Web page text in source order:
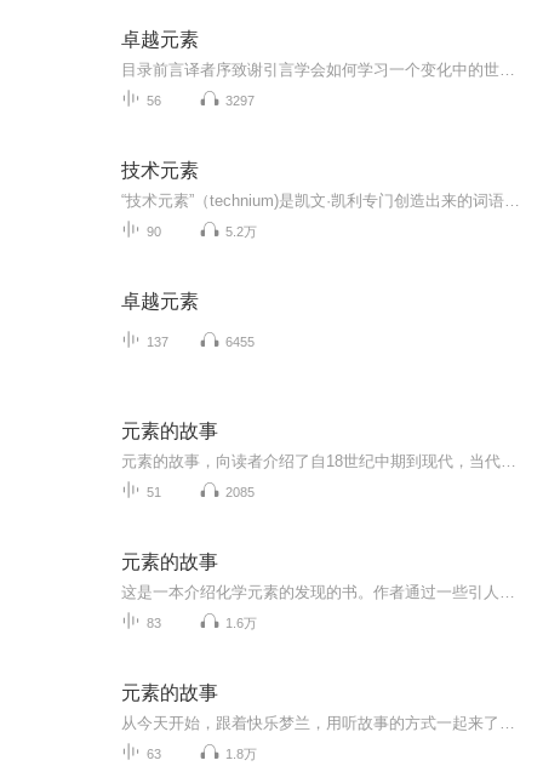
卓越元素
56 3297
技术元素
90 5.2万
卓越元素
137 6455
元素的故事
51 2085
元素的故事
83 1.6万
元素的故事
63 1.8万